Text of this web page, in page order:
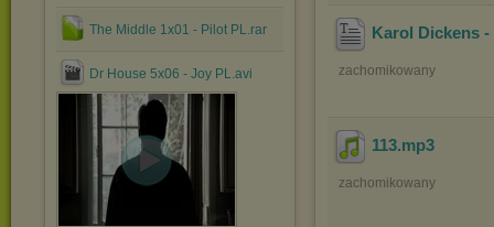
The Middle 1x01 - Pilot PL.rar
Dr House 5x06 - Joy PL.avi
Karol Dickens
zachomikowany
113.mp3
zachomikowany